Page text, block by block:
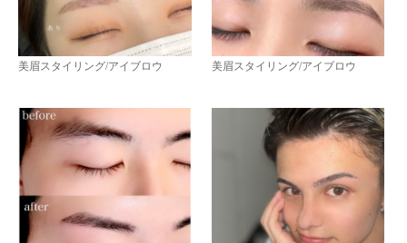
美眉スタイリング/アイブロウ 美眉スタイリング/アイブロウ